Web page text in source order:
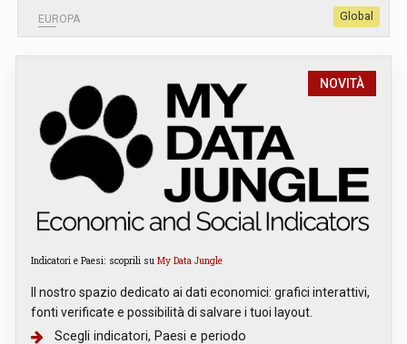
EUROPA Global
NOVITÀ
Indicatori e Paesi: scoprili su My Data Jungle
Il nostro spazio dedicato ai dati economici: grafici interattivi,
fonti verificate e possibilità di salvare i tuoi layout.
Scegli indicatori, Paesi e periodo